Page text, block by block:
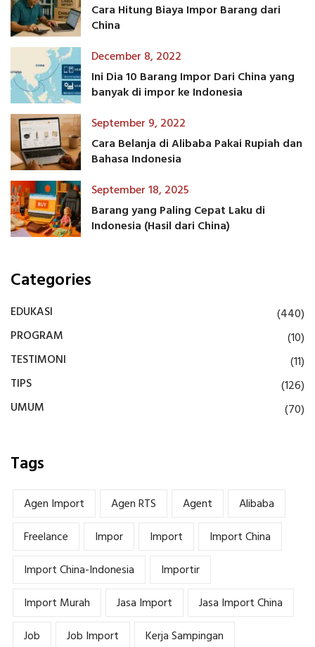
Cara Hitung Biaya Impor Barang dari
China
December 8, 2022
Ini Dia 10 Barang Impor Dari China yang
banyak di impor ke Indonesia
September 9, 2022
Cara Belanja di Alibaba Pakai Rupiah dan
Bahasa Indonesia
September 18, 2025
Barang yang Paling Cepat Laku di
Indonesia (Hasil dari China)
Categories
EDUKASI
(440)
PROGRAM
(10)
TESTIMONI
(11)
TIPS
(126)
UMUM
(70)
Tags
Agen Import Agen RTS Agent
Alibaba
Freelance
Impor Import
Import China
Import China-Indonesia
Importir
Import Murah
Jasa Import
Jasa Import China
Job
Job Import
Kerja Sampingan